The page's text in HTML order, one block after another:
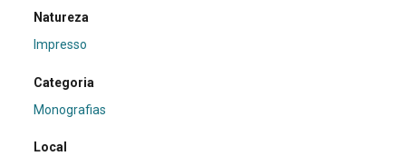
Natureza
Impresso
Categoria
Monografias
Local